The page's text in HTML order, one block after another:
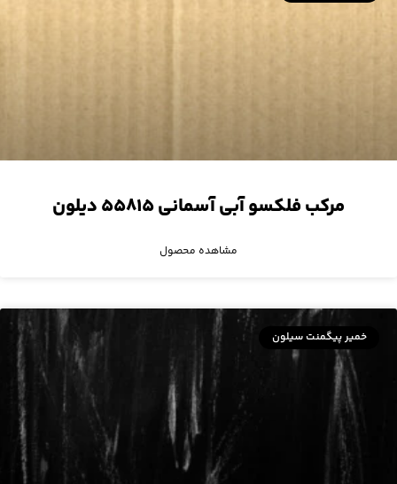
مرکب فلکسو آبی آسمانی ۵۵۸۱۵ دیلون
مشاهده محصول
خمیر پیگمنت سیلون